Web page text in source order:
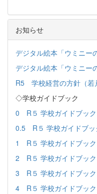
お知らせ
デジタル絵本「ウミニー
デジタル絵本「ウミニー
R5 学校経営の方針（若
◇学校ガイドブック
0 R５ 学校ガイドブッ
0.5 R５ 学校ガイドブッ
1 R５ 学校ガイドブッ
2 R５ 学校ガイドブッ
3 R５ 学校ガイドブッ
4 R５ 学校ガイドブッ